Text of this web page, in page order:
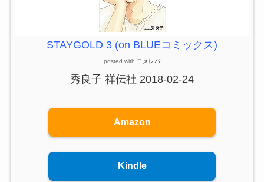
STAYGOLD 3 (on BLUEコミックス)
posted with ヨメレバ
秀良子 祥伝社 2018-02-24
Amazon
Kindle